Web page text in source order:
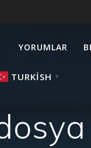
YORUMLAR
TURKISH ▼